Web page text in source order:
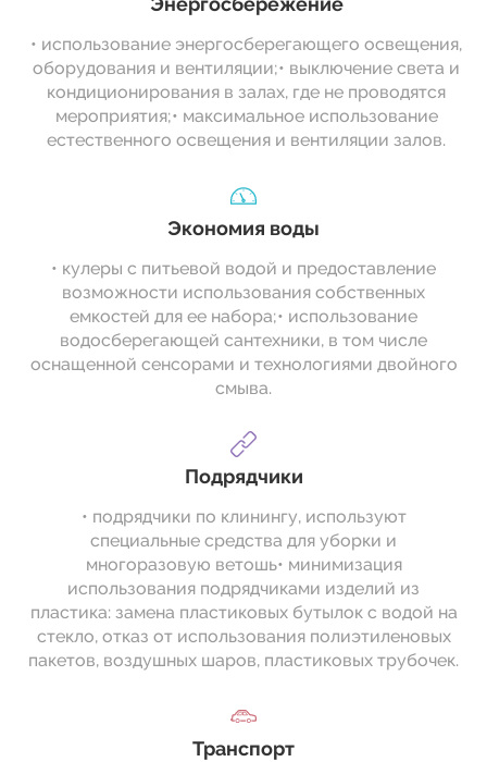
• использование энергосберегающего освещения,
оборудования и вентиляции;• выключение света и
кондиционирования в залах, где не проводятся
мероприятия;• максимальное использование
естественного освещения и вентиляции залов.
Экономия воды
• кулеры с питьевой водой и предоставление
возможности использования собственных
емкостей для ее набора;• использование
водосберегающей сантехники, в том числе
оснащенной сенсорами и технологиями двойного
смыва.
Подрядчики
• подрядчики по клинингу, используют
специальные средства для уборки и
многоразовую ветошь• минимизация
использования подрядчиками изделий из
пластика: замена пластиковых бутылок с водой на
стекло, отказ от использования полиэтиленовых
пакетов, воздушных шаров, пластиковых трубочек.
Транспорт